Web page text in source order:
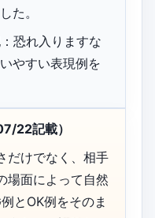
た。
恐れ入りますな
やすい表現例を
22記載）
だけでなく、相手
場面によって自然
とOK例をそのま